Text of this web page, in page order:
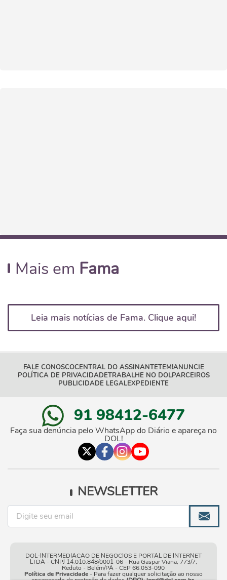
Mais em Fama
Leia mais notícias de Fama. Clique aqui!
FALE CONOSCOCENTRAL DO ASSINANTETEM!ANUNCIE
POLÍTICA DE PRIVACIDADETRABALHE NO DOLPARCEIROS
PUBLICIDADE LEGALEXPEDIENTE
91 98412-6477
Faça sua denúncia pelo WhatsApp do Diário e apareça no
DOL!
NEWSLETTER
DOL-INTERMEDIACAO DE NEGOCIOS E PORTAL DE INTERNET
LTDA - CNPJ 14.010.848/0001-06 - Rua Gaspar Viana, 773/7,
Reduto - Belém/PA - CEP 66.053-090
Política de Privacidade- Para fazer qualquer solicitação ao nosso